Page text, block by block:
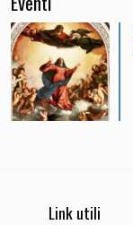
Link utili